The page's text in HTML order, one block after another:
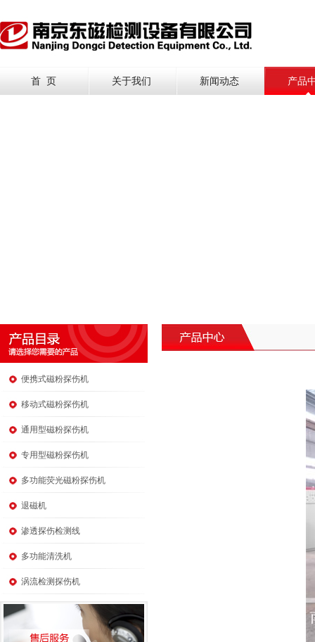
首 页 关于我们 新闻动态 产品
便携式磁粉探伤机
移动式磁粉探伤机
通用型磁粉探伤机
专用型磁粉探伤机
多功能荧光磁粉探伤机
退磁机
渗透探伤检测线
多功能清洗机
涡流检测探伤机